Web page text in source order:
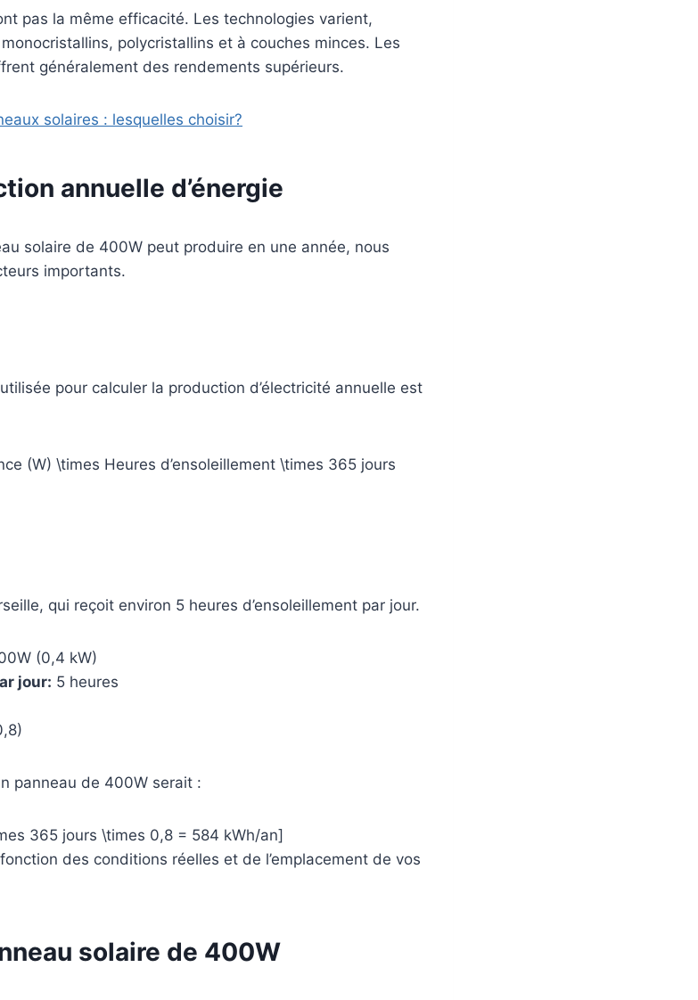
pas la même efficacité. Les technologies varient,
polycristallins et à couches minces. Les
généralement des rendements supérieurs.
solaires : lesquelles choisir?
annuelle d’énergie
solaire de 400W peut produire en une année, nous
importants.
pour calculer la production d’électricité annuelle est
(W) \times Heures d’ensoleillement \times 365 jours
qui reçoit environ 5 heures d’ensoleillement par jour.
(0,4 kW)
jour: 5 heures
panneau de 400W serait :
365 jours \times 0,8 = 584 kWh/an]
des conditions réelles et de l’emplacement de vos
solaire de 400W